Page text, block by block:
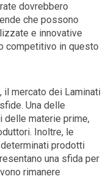
dovrebbero
che possono
e innovative
competitivo in questo
mercato dei Laminati
Una delle
materie prime,
Inoltre, le
prodotti
una sfida per
rimanere